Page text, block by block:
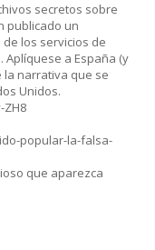
secretos sobre
publicado un
los servicios de
Aplíquese a España (y
la narrativa que se
Unidos.
ZH8
popular-la-falsa-
que aparezca